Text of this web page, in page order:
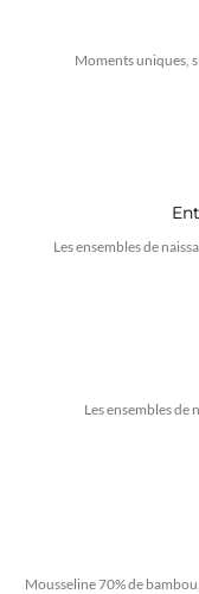
Moments uniques,
Les ensembles de
Les ensembles de
Mousseline 70% de